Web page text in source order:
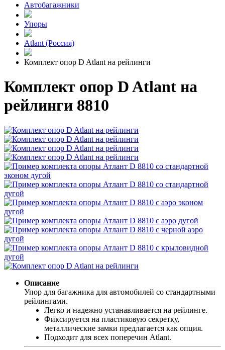
Автобагажники
Упоры
Atlant (Россия)
Комплект опор D Atlant на рейлинги
Комплект опор D Atlant на
рейлинги 8810
Описание
Упор для багажника для автомобилей со стандартными
рейлингами.
Легко и надежно устанавливается на рейлинге.
Фиксируется на пластиковую секретку,
металлические замки предлагается как опция.
Подходит для всех поперечин Atlant.